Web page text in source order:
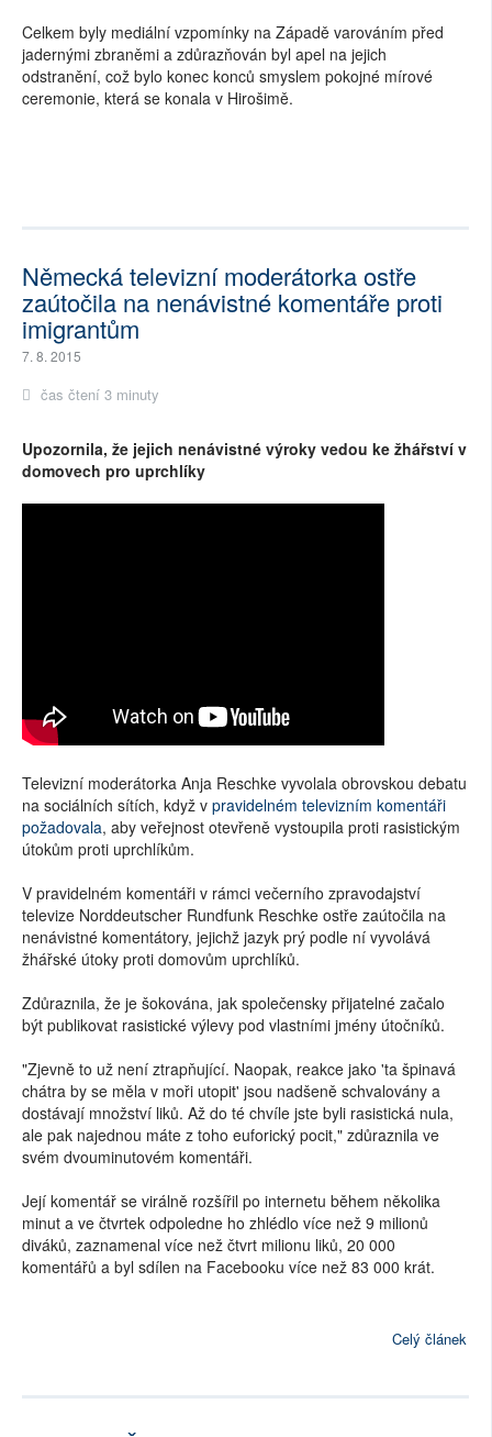
Celkem byly mediální vzpomínky na Západě varováním před
jadernými zbraněmi a zdůrazňován byl apel na jejich
odstranění, což bylo konec konců smyslem pokojné mírové
ceremonie, která se konala v Hirošimě.
Německá televizní moderátorka ostře
zaútočila na nenávistné komentáře proti
imigrantům
7. 8. 2015
čas čtení 3 minuty
Upozornila, že jejich nenávistné výroky vedou ke žhářství v
domovech pro uprchlíky
Televizní moderátorka Anja Reschke vyvolala obrovskou debatu
na sociálních sítích, když v pravidelném televizním komentáři
požadovala, aby veřejnost otevřeně vystoupila proti rasistickým
útokům proti uprchlíkům.
V pravidelném komentáři v rámci večerního zpravodajství
televize Norddeutscher Rundfunk Reschke ostře zaútočila na
nenávistné komentátory, jejichž jazyk prý podle ní vyvolává
žhářské útoky proti domovům uprchlíků.
Zdůraznila, že je šokována, jak společensky přijatelné začalo
být publikovat rasistické výlevy pod vlastními jmény útočníků.
"Zjevně to už není ztrapňující. Naopak, reakce jako 'ta špinavá
chátra by se měla v moři utopit' jsou nadšeně schvalovány a
dostávají množství liků. Až do té chvíle jste byli rasistická nula,
ale pak najednou máte z toho euforický pocit," zdůraznila ve
svém dvouminutovém komentáři.
Její komentář se virálně rozšířil po internetu během několika
minut a ve čtvrtek odpoledne ho zhlédlo více než 9 milionů
diváků, zaznamenal více než čtvrt milionu liků, 20 000
komentářů a byl sdílen na Facebooku více než 83 000 krát.
Celý článek